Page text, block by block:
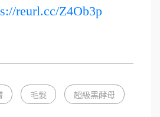
reurl.cc/Z4Ob3p
毛髮 超級黑酵母